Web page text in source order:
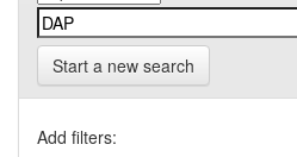
Start a new search
Add filters: